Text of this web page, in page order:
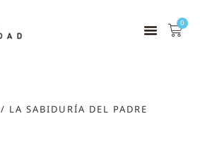
0
/ LA SABIDURÍA DEL PADRE